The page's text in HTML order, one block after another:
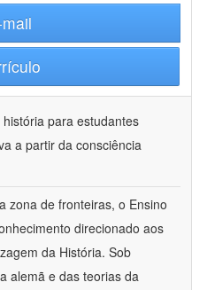
para estudantes
a partir da consciência
zona de fronteiras, o Ensino
direcionado aos
da História. Sob
alemã e das teorias da